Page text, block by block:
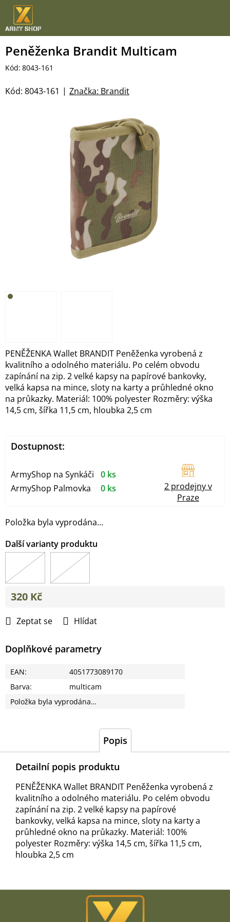
Přejít
obsah
Peněženka Brandit Multicam
Kód: 8043-161
Značka: Brandit
Kód: 8043-161
Položka byla vyprodána…
PENĚŽENKA Wallet BRANDIT Peněženka vyrobená z
kvalitního a odolného materiálu. Po celém obvodu
zapínání na zip. 2 velké kapsy na papírové bankovky,
velká kapsa na mince, sloty na karty a průhledné okno
na průkazky. Materiál: 100% polyester Rozměry: výška
14,5 cm, šířka 11,5 cm, hloubka 2,5 cm
Zeptat se Hlídat
Doplňkové parametry
EAN:
4051773089170
Barva:
multicam
Položka byla vyprodána…
320 Kč
cena:
Dostupnost:
ArmyShop na Synkáči
0 ks
ArmyShop Palmovka
0 ks
2 prodejny v
Praze
Popis
Detailní popis produktu
PENĚŽENKA Wallet BRANDIT Peněženka vyrobená z
kvalitního a odolného materiálu. Po celém obvodu
zapínání na zip. 2 velké kapsy na papírové
bankovky, velká kapsa na mince, sloty na karty a
průhledné okno na průkazky. Materiál: 100%
polyester Rozměry: výška 14,5 cm, šířka 11,5 cm,
hloubka 2,5 cm
Z